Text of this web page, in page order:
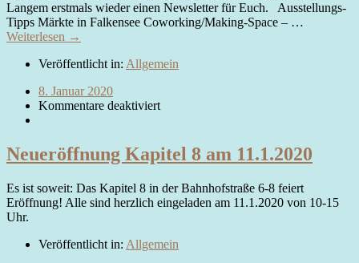
Langem erstmals wieder einen Newsletter für Euch. Ausstellungs-
Tipps Märkte in Falkensee Coworking/Making-Space – …
Weiterlesen →
Veröffentlicht in: Allgemein
8. Januar 2020
Kommentare deaktiviert
Neueröffnung Kapitel 8 am 11.1.2020
Es ist soweit: Das Kapitel 8 in der Bahnhofstraße 6-8 feiert
Eröffnung! Alle sind herzlich eingeladen am 11.1.2020 von 10-15
Uhr.
Veröffentlicht in: Allgemein